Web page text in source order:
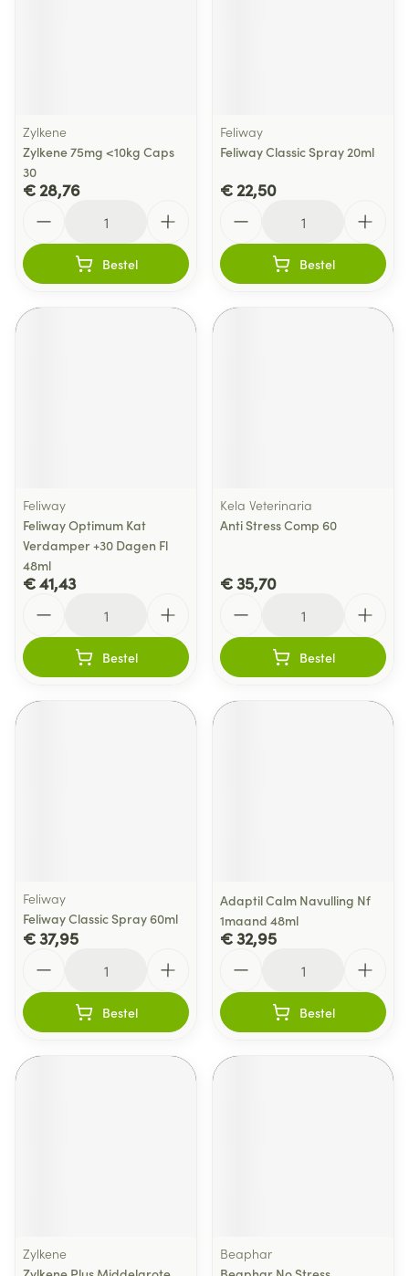
Zylkene
Zylkene 75mg <10kg Caps
30
€ 28,76
Bestel
Feliway
Feliway Classic Spray 20ml
€ 22,50
Bestel
Feliway
Feliway Optimum Kat
Verdamper +30 Dagen Fl
48ml
€ 41,43
Bestel
Kela Veterinaria
Anti Stress Comp 60
€ 35,70
Bestel
Feliway
Feliway Classic Spray 60ml
€ 37,95
Bestel
Adaptil Calm Navulling Nf
1maand 48ml
€ 32,95
Bestel
Zylkene
Beaphar